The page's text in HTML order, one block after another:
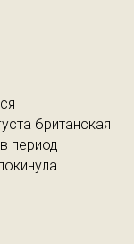
британская
период